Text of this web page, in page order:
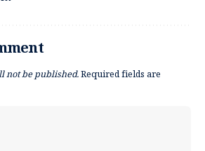
not be published.Required fields are